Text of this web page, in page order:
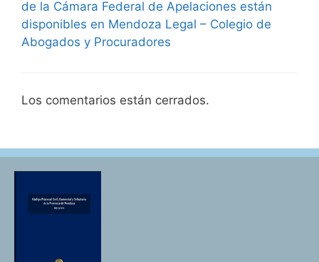
de la Cámara Federal de Apelaciones están
disponibles en Mendoza Legal – Colegio de
Abogados y Procuradores
Los comentarios están cerrados.